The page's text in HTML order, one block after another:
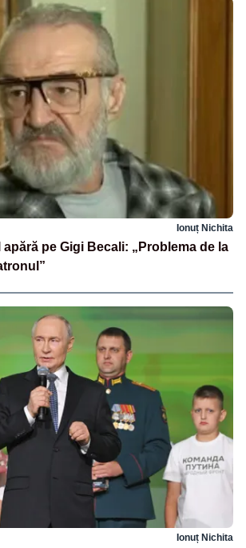
Ionuț Nichita
apără pe Gigi Becali: „Problema de la
Ionuț Nichita